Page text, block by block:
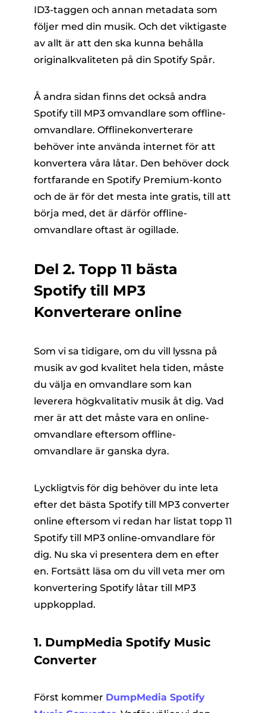
ID3-taggen och annan metadata som
följer med din musik. Och det viktigaste
av allt är att den ska kunna behålla
originalkvaliteten på din Spotify Spår.
Å andra sidan finns det också andra
Spotify till MP3 omvandlare som offline-
omvandlare. Offlinekonverterare
behöver inte använda internet för att
konvertera våra låtar. Den behöver dock
fortfarande en Spotify Premium-konto
och de är för det mesta inte gratis, till att
börja med, det är därför offline-
omvandlare oftast är ogillade.
Del 2. Topp 11 bästa
Spotify till MP3
Konverterare online
Som vi sa tidigare, om du vill lyssna på
musik av god kvalitet hela tiden, måste
du välja en omvandlare som kan
leverera högkvalitativ musik åt dig. Vad
mer är att det måste vara en online-
omvandlare eftersom offline-
omvandlare är ganska dyra.
Lyckligtvis för dig behöver du inte leta
efter det bästa Spotify till MP3 converter
online eftersom vi redan har listat topp 11
Spotify till MP3 online-omvandlare för
dig. Nu ska vi presentera dem en efter
en. Fortsätt läsa om du vill veta mer om
konvertering Spotify låtar till MP3
uppkopplad.
1. DumpMedia Spotify Music
Converter
Först kommer DumpMedia Spotify